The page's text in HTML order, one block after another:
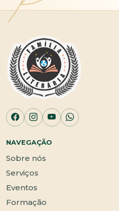
NAVEGAÇÃO
Sobre nós
Serviços
Eventos
Formação